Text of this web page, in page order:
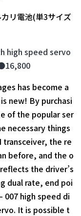
リ電池(単3サイズ
high speed servo
has become a
new! By purchasi
of the popular ser
necessary things
transceiver, the re
before, and the o
the driver’s
dual rate, end poi
007 high speed di
It is possible t